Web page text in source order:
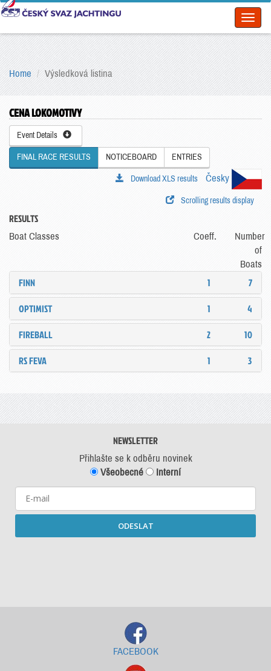
Home Výsledková listina
CENA LOKOMOTIVY
Event Details
FINAL RACE RESULTS NOTICEBOARD ENTRIES
Česky
Download XLS results
Scrolling results display
RESULTS
Boat Classes Coeff.
Number
of
Boats
FINN 1
7
OPTIMIST
1
4
FIREBALL
2
10
RS FEVA
1 3
NEWSLETTER
Přihlašte se k odběru novinek
Všeobecné
Interní
ODESLAT
FACEBOOK